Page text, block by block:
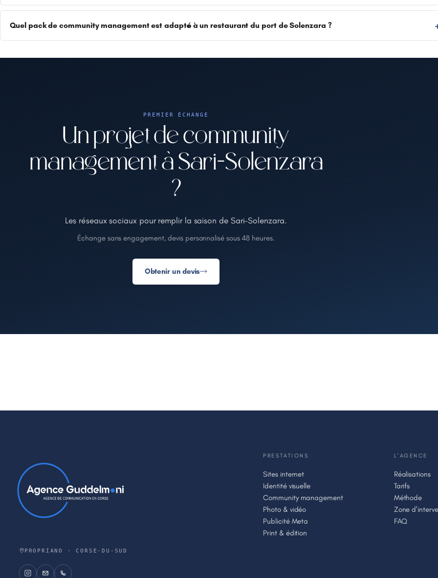
Quel pack de community management est adapté à un restaurant du port de Solenzara ?
PREMIER ÉCHANGE
Un projet de community
management à Sari-Solenzara
?
Les réseaux sociaux pour remplir la saison de Sari-Solenzara.
Échange sans engagement, devis personnalisé sous 48 heures.
Obtenir un devis
PROPRIANO · CORSE-DU-SUD
PRESTATIONS
Sites internet
Identité visuelle
Community management
Photo & vidéo
Publicité Meta
Print & édition
L'AGENCE
Réalisations
Tarifs
Méthode
Zone
FAQ